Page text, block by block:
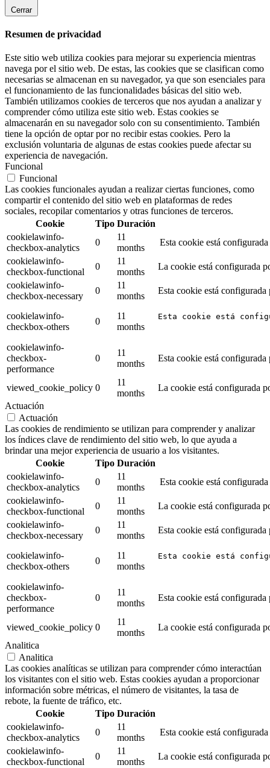
Cerrar
Resumen de privacidad
Este sitio web utiliza cookies para mejorar su experiencia mientras
navega por el sitio web. De estas, las cookies que se clasifican como
necesarias se almacenan en su navegador, ya que son esenciales para
el funcionamiento de las funcionalidades básicas del sitio web.
También utilizamos cookies de terceros que nos ayudan a analizar y
comprender cómo utiliza este sitio web. Estas cookies se
almacenarán en su navegador solo con su consentimiento. También
tiene la opción de optar por no recibir estas cookies. Pero la
exclusión voluntaria de algunas de estas cookies puede afectar su
experiencia de navegación.
Funcional
Funcional
Las cookies funcionales ayudan a realizar ciertas funciones, como
compartir el contenido del sitio web en plataformas de redes
sociales, recopilar comentarios y otras funciones de terceros.
Cookie
Tipo Duración
cookielawinfo-
checkbox-analytics
0
11
months
Esta cookie está
cookielawinfo-
checkbox-functional
0
11
months
La cookie está configurada
cookielawinfo-
checkbox-necessary
0
11
months
Esta cookie está
cookielawinfo-
checkbox-others
0
11
months
Esta cookie está
cookielawinfo-
checkbox-
performance
0
11
months
Esta cookie está
viewed_cookie_policy 0
11
months
La cookie está configurada
Actuación
Actuación
Las cookies de rendimiento se utilizan para comprender y analizar
los índices clave de rendimiento del sitio web, lo que ayuda a
brindar una mejor experiencia de usuario a los visitantes.
Cookie
Tipo Duración
cookielawinfo-
checkbox-analytics
0
11
months
Esta cookie está
cookielawinfo-
checkbox-functional
0
11
months
La cookie está configurada
cookielawinfo-
checkbox-necessary
0
11
months
Esta cookie está
cookielawinfo-
checkbox-others
0
11
months
Esta cookie está
cookielawinfo-
checkbox-
performance
0
11
months
Esta cookie está
viewed_cookie_policy 0
11
months
La cookie está configurada
Analitica
Analitica
Las cookies analíticas se utilizan para comprender cómo interactúan
los visitantes con el sitio web. Estas cookies ayudan a proporcionar
información sobre métricas, el número de visitantes, la tasa de
rebote, la fuente de tráfico, etc.
Cookie
Tipo Duración
cookielawinfo-
checkbox-analytics
0
11
months
Esta cookie está
cookielawinfo-
checkbox-functional
0
11
months
La cookie está configurada